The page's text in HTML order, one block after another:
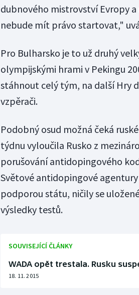
dubnového mistrovství Evropy
nebude mít právo startovat,"
Pro Bulharsko je to už druhý
olympijskými hrami v Pekingu
stáhnout celý tým, na další Hry
vzpěrači.
Podobný osud možná čeká
týdnu vyloučila Rusko z
porušování antidopingového
Světové antidopingové
podporou státu, ničily se
výsledky testů.
SOUVISEJÍCÍ ČLÁNKY
WADA opět trestala. Rusku
18. 11. 2015